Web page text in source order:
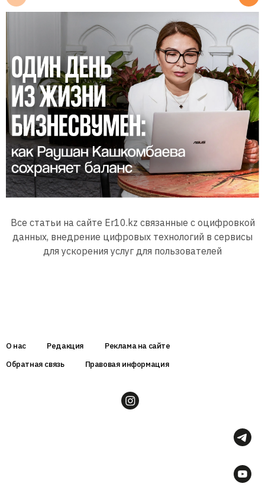
Все статьи на сайте Er10.kz связанные с оцифровкой
данных, внедрение цифровых технологий в сервисы
для ускорения услуг для пользователей
О нас Редакция
Реклама на сайте
Обратная связь
Правовая информация